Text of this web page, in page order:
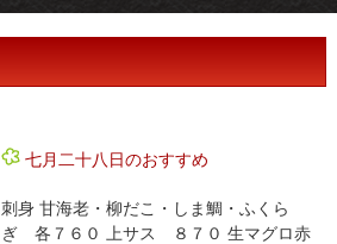
七月二十八日のおすすめ
刺身 甘海老・柳だこ・しま鯛・ふくら
ぎ 各７６０ 上サス ８７０ 生マグロ赤